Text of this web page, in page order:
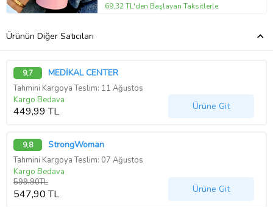
69,32 TL'den Başlayan Taksitlerle
Ürünün Diğer Satıcıları
9,7 MEDİKAL CENTER
Tahmini Kargoya Teslim: 11 Ağustos
Kargo Bedava
449,99 TL Ürüne Git
9,8 StrongWoman
Tahmini Kargoya Teslim: 07 Ağustos
Kargo Bedava
599,90TL
547,90 TL Ürüne Git